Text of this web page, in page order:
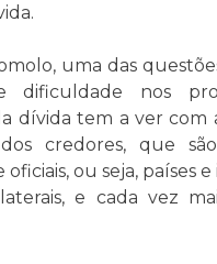
uma das
dificuldade nos
dívida tem a ver com
credores, que
oficiais, ou seja, países
e cada vez